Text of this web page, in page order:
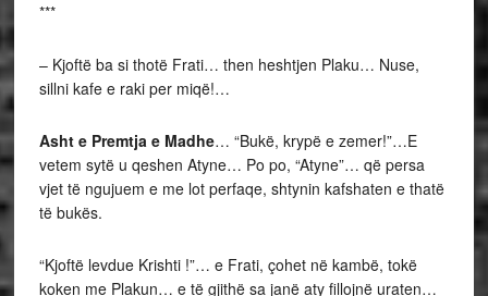
***
– Kjoftë ba si thotë Frati… then heshtjen Plaku… Nuse,
sillni kafe e raki per miqë!…
Asht e Premtja e Madhe… “Bukë, krypë e zemer!”…E
vetem sytë u qeshen Atyne… Po po, “Atyne”… që persa
vjet të ngujuem e me lot perfaqe, shtynin kafshaten e thatë
të bukës.
“Kjoftë levdue Krishti !”… e Frati, çohet në kambë, tokë
koken me Plakun… e të gjithë sa janë aty fillojnë uraten…